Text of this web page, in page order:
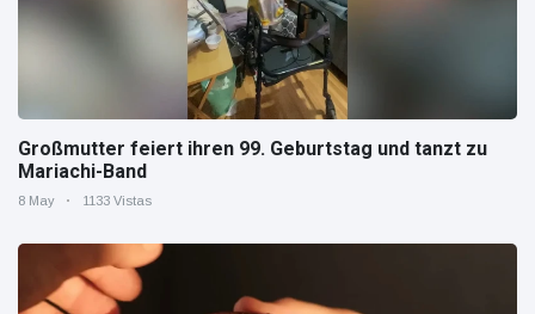
Großmutter feiert ihren 99. Geburtstag und tanzt zu
Mariachi-Band
8 May 1133 Vistas